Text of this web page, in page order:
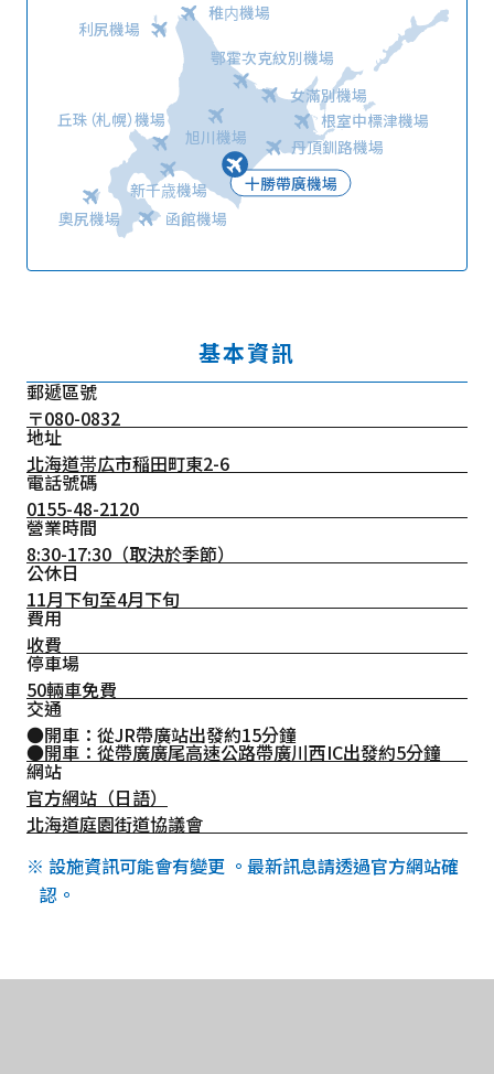
新千歳機場
丘珠（札幌）機場
函館機場
奧尻機場
旭川機場
稚内機場
利尻機場
鄂霍次克紋別機場
女滿別機場
根室中標津機場
丹頂釧路機場
十勝帶廣機場
基本資訊
郵遞區號
〒080-0832
地址
北海道帯広市稲田町東2-6
電話號碼
0155-48-2120
營業時間
8:30-17:30（取決於季節）
公休日
11月下旬至4月下旬
費用
收費
停車場
50輛車免費
交通
●開車：從JR帶廣站出發約15分鐘
●開車：從帶廣廣尾高速公路帶廣川西IC出發約5分鐘
網站
官方網站（日語）
北海道庭園街道協議會
※ 設施資訊可能會有變更 。最新訊息請透過官方網站確
認。